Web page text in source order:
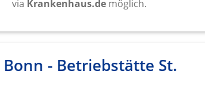
via Krankenhaus.de möglich.
- Betriebstätte St.